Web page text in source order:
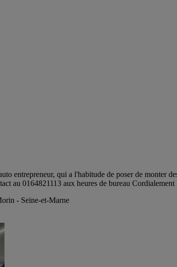
entrepreneur, qui a l'habitude de poser de monter
au 0164821113 aux heures de bureau
- Seine-et-Marne